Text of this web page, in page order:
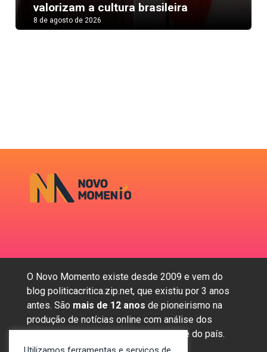
valorizam a cultura brasileira
8 de agosto de 2026
O Novo Momento existe desde 2009 e vem do
blog politicacritica.zip.net, que existiu por 3 anos
antes. São mais de 12 anos de pioneirismo na
produção de notícias online com análise dos
assuntos mais importantes da região e do país.